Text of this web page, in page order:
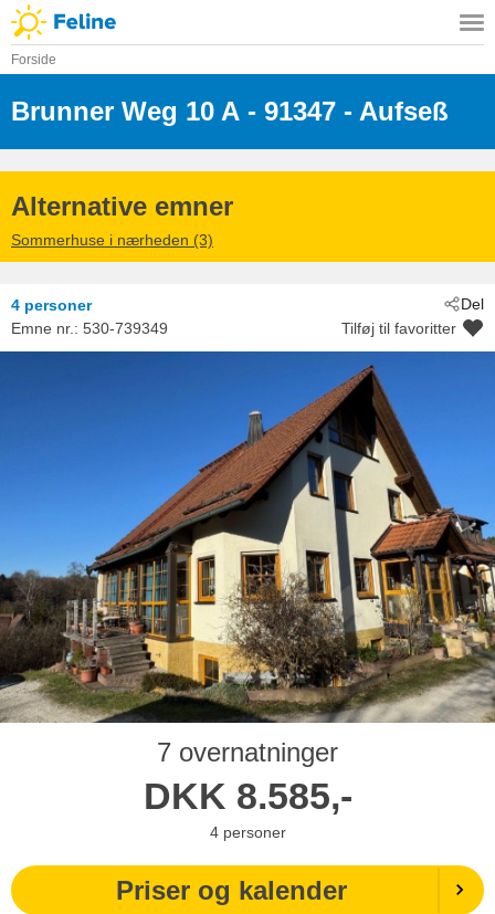
Forside
Brunner Weg 10 A - 91347 - Aufseß
Alternative emner
Sommerhuse i nærheden (3)
Del
4 personer
Emne nr.: 530-739349 Tilføj til favoritter
7 overnatninger
DKK 8.585,-
4 personer
Priser og kalender